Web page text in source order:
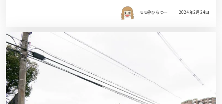
モモ＠ひらつー 2024年2月24日